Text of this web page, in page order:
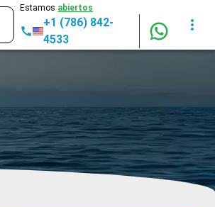
Estamos abiertos
+1 (786) 842-
4533